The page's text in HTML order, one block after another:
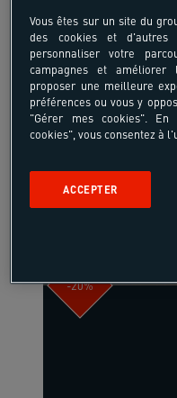
France -
-20%
Vous êtes sur un site du
des cookies et d'autres
personnaliser votre
campagnes et améliorer
proposer une meilleure
préférences ou vous y
"Gérer mes cookies".
cookies", vous consentez à
ACCEPTER